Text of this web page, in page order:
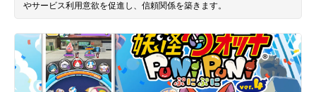
やサービス利用意欲を促進し、信頼関係を築きます。